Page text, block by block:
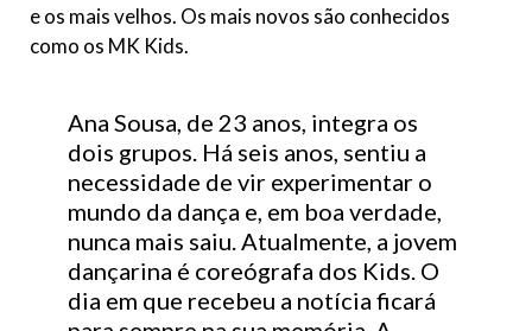
e os mais velhos. Os mais novos são conhecidos
como os MK Kids.
Ana Sousa, de 23 anos, integra os
dois grupos. Há seis anos, sentiu a
necessidade de vir experimentar o
mundo da dança e, em boa verdade,
nunca mais saiu. Atualmente, a jovem
dançarina é coreógrafa dos Kids. O
dia em que recebeu a notícia ficará